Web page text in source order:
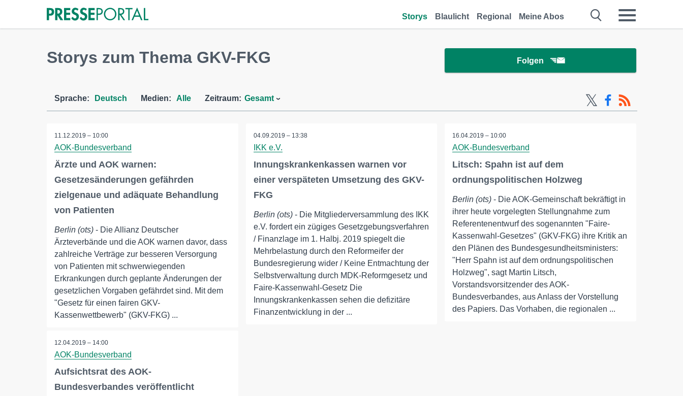
Storys Blaulicht Regional Meine Abos
Storys zum Thema GKV-FKG Folgen
Sprache: Deutsch Medien: Alle Zeitraum: Gesamt
11.12.2019 – 10:00
AOK-Bundesverband
Ärzte und AOK warnen:
Gesetzesänderungen gefährden
zielgenaue und adäquate Behandlung
von Patienten
Berlin (ots) - Die Allianz Deutscher
Ärzteverbände und die AOK warnen davor, dass
zahlreiche Verträge zur besseren Versorgung
von Patienten mit schwerwiegenden
Erkrankungen durch geplante Änderungen der
gesetzlichen Vorgaben gefährdet sind. Mit dem
"Gesetz für einen fairen GKV-
Kassenwettbewerb" (GKV-FKG) ...
04.09.2019 – 13:38
IKK e.V.
Innungskrankenkassen warnen vor
einer verspäteten Umsetzung des GKV-
FKG
Berlin (ots)- Die Mitgliederversammlung des IKK
e.V. fordert ein zügiges Gesetzgebungsverfahren
/ Finanzlage im 1. Halbj. 2019 spiegelt die
Mehrbelastung durch den Reformeifer der
Bundesregierung wider / Keine Entmachtung der
Selbstverwaltung durch MDK-Reformgesetz und
Faire-Kassenwahl-Gesetz Die
Innungskrankenkassen sehen die defizitäre
Finanzentwicklung in der ...
16.04.2019 – 10:00
AOK-Bundesverband
Litsch: Spahn ist auf dem
ordnungspolitischen Holzweg
Berlin (ots) - Die AOK-Gemeinschaft bekräftigt in
ihrer heute vorgelegten Stellungnahme zum
Referentenentwurf des sogenannten "Faire-
Kassenwahl-Gesetzes" (GKV-FKG) ihre Kritik an
den Plänen des Bundesgesundheitsministers:
"Herr Spahn ist auf dem ordnungspolitischen
Holzweg", sagt Martin Litsch,
Vorstandsvorsitzender des AOK-
Bundesverbandes, aus Anlass der Vorstellung
des Papiers. Das Vorhaben, die regionalen ...
12.04.2019 – 14:00
AOK-Bundesverband
Aufsichtsrat des AOK-
Bundesverbandes veröffentlicht